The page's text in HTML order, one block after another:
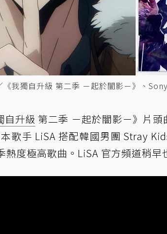
《我獨自升級 第二季 －起於闇影－》、
自升級 第二季 －起於闇影－》片
歌手 LiSA 搭配韓國男團 Stray
熱度極高歌曲。LiSA 官方頻道稍早